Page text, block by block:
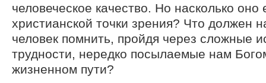
человеческое качество. Но насколько оно
христианской точки зрения? Что должен
человек помнить, пройдя через сложные
трудности, нередко посылаемые нам
жизненном пути?